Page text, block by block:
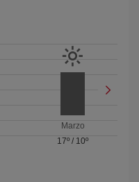
Marzo
17º / 10º